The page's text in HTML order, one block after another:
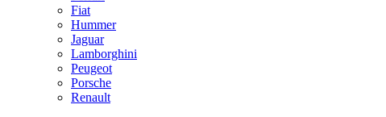
Fiat
Hummer
Jaguar
Lamborghini
Peugeot
Porsche
Renault